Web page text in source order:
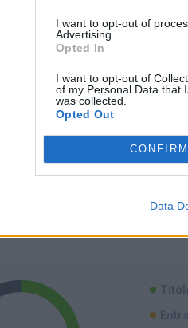
I want to opt-out of
Advertising.
Opted In
I want to opt-out of
of my Personal Data that
was collected.
Opted Out
CONFIRM
Data